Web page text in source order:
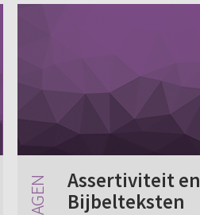
Assertiviteit en
Bijbelteksten